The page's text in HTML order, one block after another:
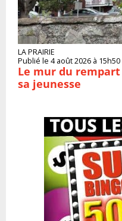
LA PRAIRIE
Publié le 4 août 2026 à 15h50
Le mur du
sa jeunesse